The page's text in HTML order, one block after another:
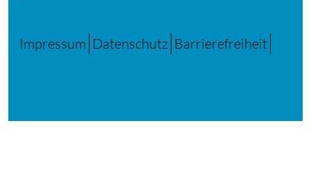
Impressum Datenschutz Barrierefreiheit